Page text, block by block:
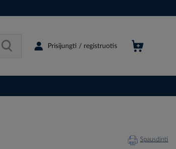
Prisijungti / registruotis
Spausdinti